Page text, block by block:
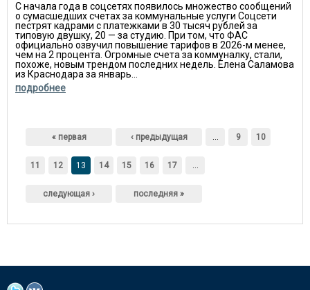
С начала года в соцсетях появилось множество сообщений
о сумасшедших счетах за коммунальные услуги Соцсети
пестрят кадрами с платежками в 30 тысяч рублей за
типовую двушку, 20 — за студию. При том, что ФАС
официально озвучил повышение тарифов в 2026-м менее,
чем на 2 процента. Огромные счета за коммуналку, стали,
похоже, новым трендом последних недель. Елена Саламова
из Краснодара за январь...
подробнее
Страницы
« первая ‹ предыдущая … 9 10
11 12 13 14 15 16 17 …
следующая › последняя »